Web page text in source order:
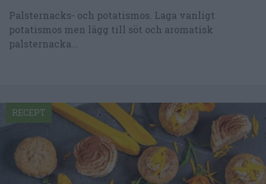
Palsternacks- och potatismos. Laga vanligt
potatismos men lägg till söt och aromatisk
palsternacka...
RECEPT